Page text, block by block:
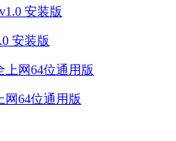
安装版
网64位通用版